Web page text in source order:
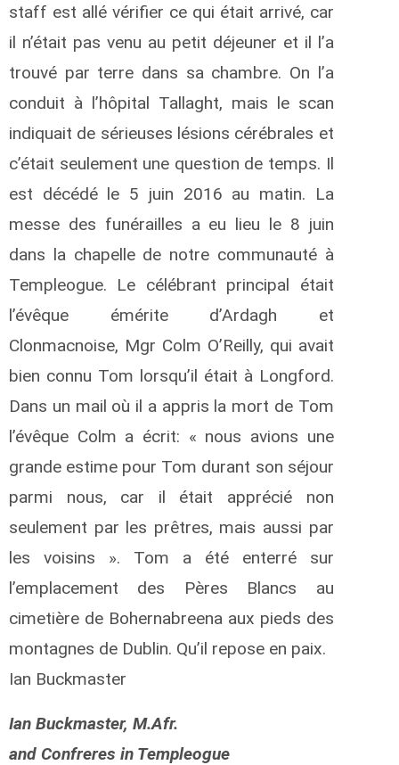
staff est allé vérifier ce qui était arrivé, car
il n’était pas venu au petit déjeuner et il l’a
trouvé par terre dans sa chambre. On l’a
conduit à l’hôpital Tallaght, mais le scan
indiquait de sérieuses lésions cérébrales et
c’était seulement une question de temps. Il
est décédé le 5 juin 2016 au matin. La
messe des funérailles a eu lieu le 8 juin
dans la chapelle de notre communauté à
Templeogue. Le célébrant principal était
l’évêque émérite d’Ardagh et
Clonmacnoise, Mgr Colm O’Reilly, qui avait
bien connu Tom lorsqu’il était à Longford.
Dans un mail où il a appris la mort de Tom
l’évêque Colm a écrit: « nous avions une
grande estime pour Tom durant son séjour
parmi nous, car il était apprécié non
seulement par les prêtres, mais aussi par
les voisins ». Tom a été enterré sur
l’emplacement des Pères Blancs au
cimetière de Bohernabreena aux pieds des
montagnes de Dublin. Qu’il repose en paix.
Ian Buckmaster
Ian Buckmaster, M.Afr.
and Confreres in Templeogue